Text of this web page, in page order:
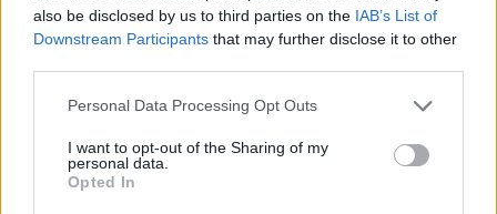
also be disclosed by us to third parties on the IAB’s List of
Downstream Participants that may further disclose it to other
Personal Data Processing Opt Outs
I want to opt-out of the Sharing of my
personal data.
Opted In
2016-08-11
Räkna ut sista siffran i personnumret
Funkar inte på personer över 100 år